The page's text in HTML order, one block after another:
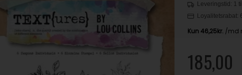
Leveringstid: 1
Loyalitetsrabat:
185,00